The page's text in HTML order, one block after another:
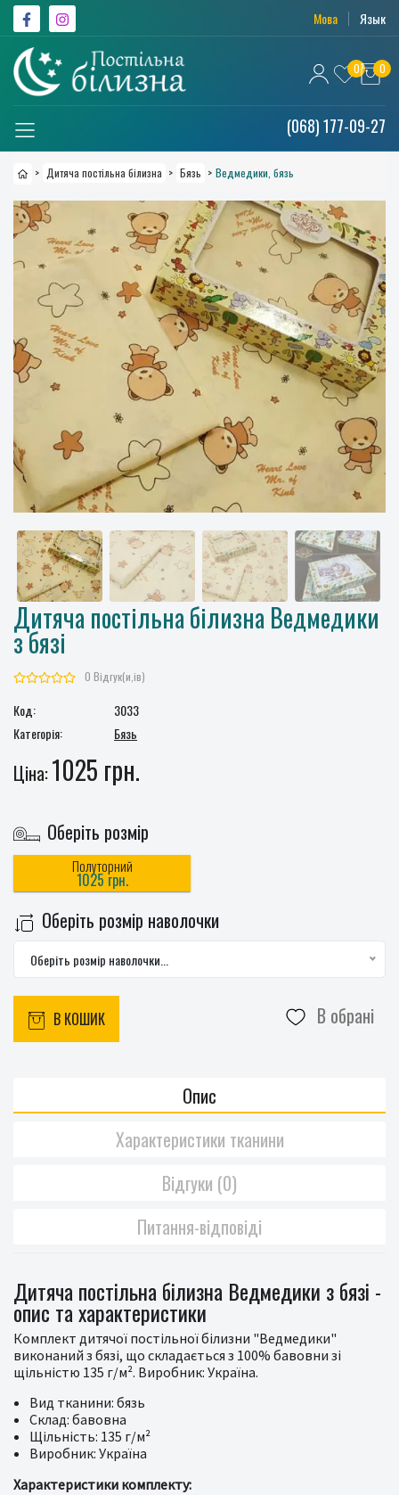
Мова Язык
0 0
(068) 177-09-27
> Дитяча постільна білизна > Бязь > Ведмедики, бязь
Дитяча постільна білизна Ведмедики
з бязі
0 Відгук(и,ів)
Код:
3033
Категорія:
Бязь
Ціна:1025 грн.
Оберіть розмір
Полуторний
1025 грн.
Оберіть розмір наволочки
Оберіть розмір наволочки...
В КОШИК В обрані
Опис
Характеристики тканини
Відгуки (0)
Питання-відповіді
Дитяча постільна білизна Ведмедики з бязі -
опис та характеристики
Комплект дитячої постільної білизни "Ведмедики"
виконаний з бязі, що складається з 100% бавовни зі
щільністю 135 г/м². Виробник: Україна.
Вид тканини: бязь
Склад: бавовна
Щільність: 135 г/м²
Виробник: Україна
Характеристики комплекту: